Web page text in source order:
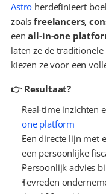
Astro herdefinieert
zoals freelancers,
een all-in-one
laten ze de
kiezen ze voor een
👉 Resultaat?
Real-time inzichten
one platform
Een directe lijn met
een persoonlijke
Persoonlijk advies
Tevreden